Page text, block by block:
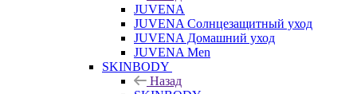
JUVENA
JUVENA Солнцезащитный уход
JUVENA Домашний уход
JUVENA Men
SKINBODY
Назад